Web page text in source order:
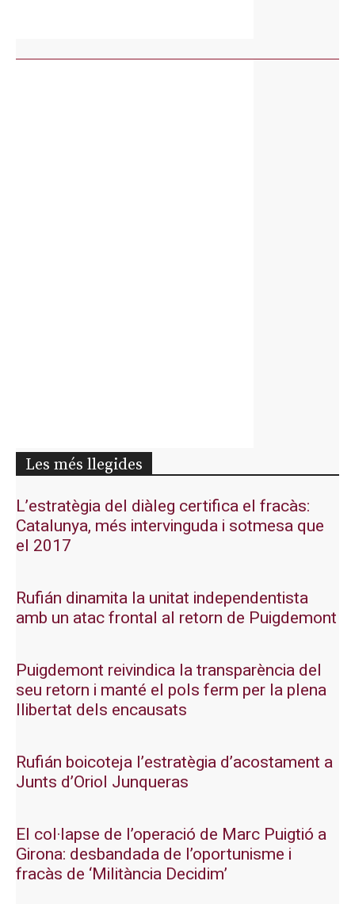
Les més llegides
L’estratègia del diàleg certifica el fracàs:
Catalunya, més intervinguda i sotmesa que
el 2017
Rufián dinamita la unitat independentista
amb un atac frontal al retorn de Puigdemont
Puigdemont reivindica la transparència del
seu retorn i manté el pols ferm per la plena
llibertat dels encausats
Rufián boicoteja l’estratègia d’acostament a
Junts d’Oriol Junqueras
El col·lapse de l’operació de Marc Puigtió a
Girona: desbandada de l’oportunisme i
fracàs de ‘Militància Decidim’